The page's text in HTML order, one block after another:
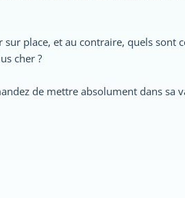
place, et au contraire, quels sont
cher ?
de mettre absolument dans sa